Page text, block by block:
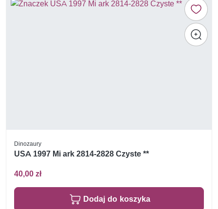
Dinozaury
USA 1997 Mi ark 2814-2828 Czyste **
40,00 zł
Dodaj do koszyka